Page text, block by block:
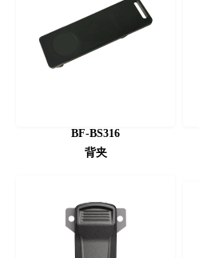
BF-BS316
背夹